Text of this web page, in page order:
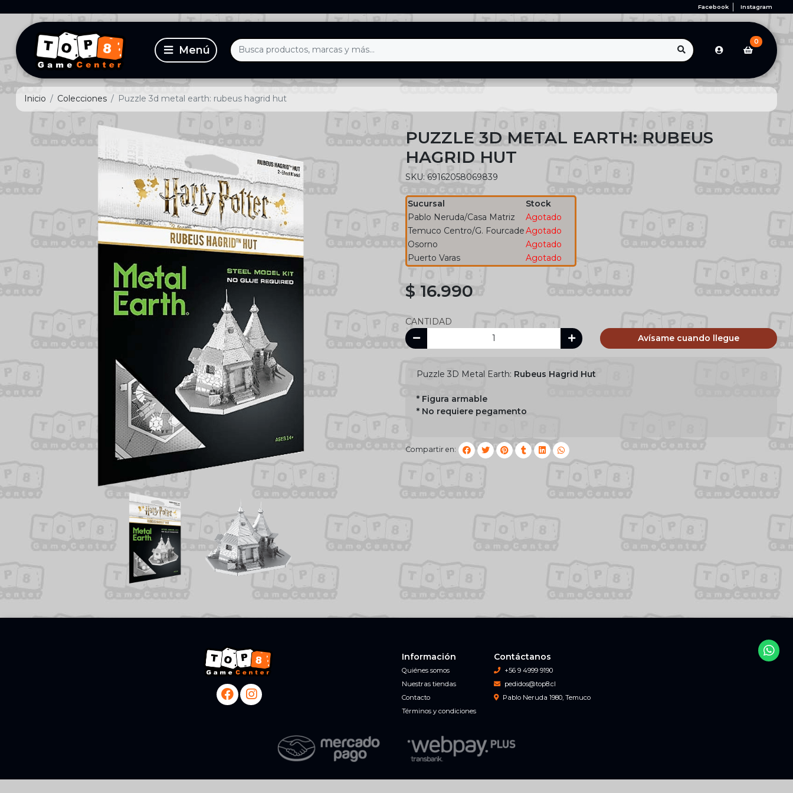
Facebook Instagram
0
Inicio Colecciones Puzzle 3d metal earth: rubeus hagrid hut
PUZZLE 3D METAL EARTH: RUBEUS
HAGRID HUT
SKU: 69162058069839
Sucursal
Stock
Pablo Neruda/Casa Matriz
Agotado
Temuco Centro/G. FourcadeAgotado
Osorno
Agotado
Puerto Varas
Agotado
$ 16.990
CANTIDAD
Avísame cuando llegue
Puzzle 3D Metal Earth: Rubeus Hagrid Hut
* Figura armable
* No requiere pegamento
Compartir en:
Información
Quiénes somos
Nuestras tiendas
Contacto
Términos y condiciones
Contáctanos
+56 9 4999 9190
pedidos@top8.cl
Pablo Neruda 1980, Temuco